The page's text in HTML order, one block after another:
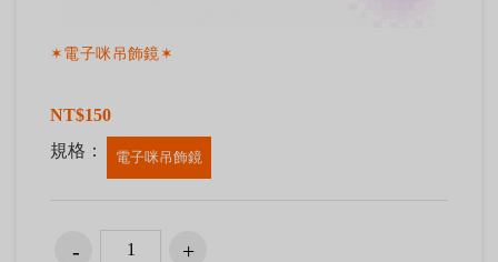
✶電子咪吊飾鏡✶
NT$150
規格：
電子咪吊飾鏡